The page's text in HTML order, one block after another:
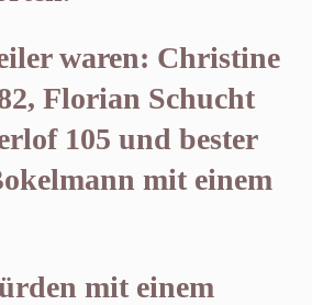
waren: Christine
Florian Schucht
105 und bester
mit einem
mit einem